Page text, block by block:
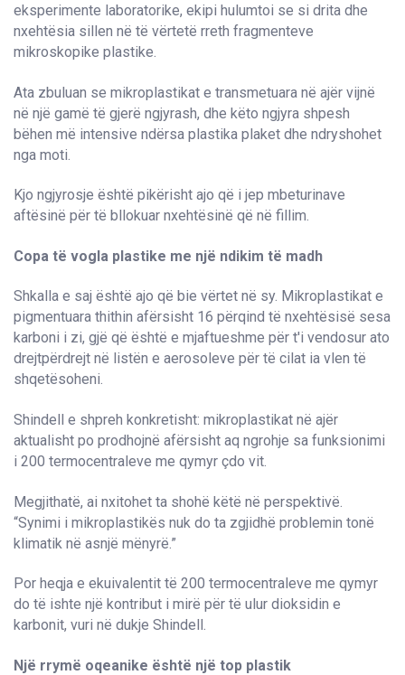
eksperimente laboratorike, ekipi hulumtoi se si drita dhe
nxehtësia sillen në të vërtetë rreth fragmenteve
mikroskopike plastike.
Ata zbuluan se mikroplastikat e transmetuara në ajër vijnë
në një gamë të gjerë ngjyrash, dhe këto ngjyra shpesh
bëhen më intensive ndërsa plastika plaket dhe ndryshohet
nga moti.
Kjo ngjyrosje është pikërisht ajo që i jep mbeturinave
aftësinë për të bllokuar nxehtësinë që në fillim.
Copa të vogla plastike me një ndikim të madh
Shkalla e saj është ajo që bie vërtet në sy. Mikroplastikat e
pigmentuara thithin afërsisht 16 përqind të nxehtësisë sesa
karboni i zi, gjë që është e mjaftueshme për t'i vendosur ato
drejtpërdrejt në listën e aerosoleve për të cilat ia vlen të
shqetësoheni.
Shindell e shpreh konkretisht: mikroplastikat në ajër
aktualisht po prodhojnë afërsisht aq ngrohje sa funksionimi
i 200 termocentraleve me qymyr çdo vit.
Megjithatë, ai nxitohet ta shohë këtë në perspektivë.
“Synimi i mikroplastikës nuk do ta zgjidhë problemin tonë
klimatik në asnjë mënyrë.”
Por heqja e ekuivalentit të 200 termocentraleve me qymyr
do të ishte një kontribut i mirë për të ulur dioksidin e
karbonit, vuri në dukje Shindell.
Një rrymë oqeanike është një top plastik